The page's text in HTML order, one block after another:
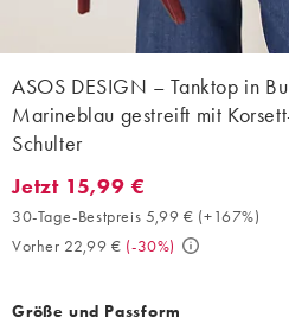
ASOS DESIGN – Tanktop in
Marineblau gestreift mit
Schulter
Jetzt 15,99 €. 30-Tage-Bestpreis
Jetzt 15,99 €
30-Tage-Bestpreis 5,99 € (+167%)
Vorher 22,99 € (-30%)
Größe und Passform